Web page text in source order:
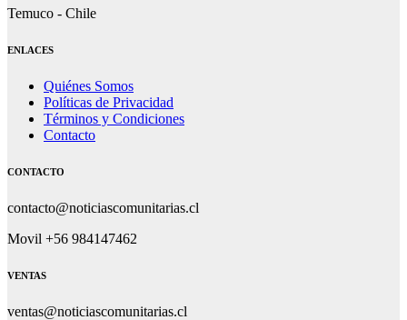
Temuco - Chile
ENLACES
Quiénes Somos
Políticas de Privacidad
Términos y Condiciones
Contacto
CONTACTO
contacto@noticiascomunitarias.cl
Movil +56 984147462
VENTAS
ventas@noticiascomunitarias.cl